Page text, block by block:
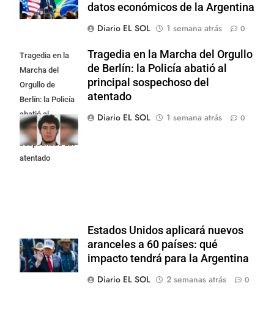
datos económicos de la Argentina
Diario EL SOL
1 semana atrás 0
Tragedia en la
Marcha del
Orgullo de
Berlín: la Policía
abatió al
principal
sospechoso del
atentado
Tragedia en la Marcha del Orgullo
de Berlín: la Policía abatió al
principal sospechoso del
atentado
Diario EL SOL
1 semana atrás 0
Estados Unidos aplicará nuevos
aranceles a 60 países: qué
impacto tendrá para la Argentina
Diario EL SOL
2 semanas atrás 0